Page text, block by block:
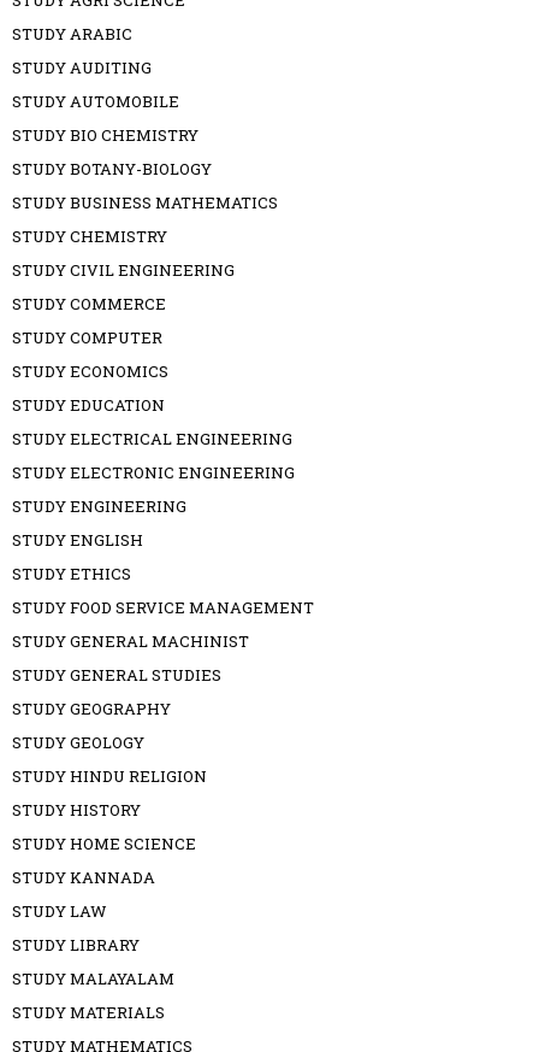
STUDY ARABIC
STUDY AUDITING
STUDY AUTOMOBILE
STUDY BIO CHEMISTRY
STUDY BOTANY-BIOLOGY
STUDY BUSINESS MATHEMATICS
STUDY CHEMISTRY
STUDY CIVIL ENGINEERING
STUDY COMMERCE
STUDY COMPUTER
STUDY ECONOMICS
STUDY EDUCATION
STUDY ELECTRICAL ENGINEERING
STUDY ELECTRONIC ENGINEERING
STUDY ENGINEERING
STUDY ENGLISH
STUDY ETHICS
STUDY FOOD SERVICE MANAGEMENT
STUDY GENERAL MACHINIST
STUDY GENERAL STUDIES
STUDY GEOGRAPHY
STUDY GEOLOGY
STUDY HINDU RELIGION
STUDY HISTORY
STUDY HOME SCIENCE
STUDY KANNADA
STUDY LAW
STUDY LIBRARY
STUDY MALAYALAM
STUDY MATERIALS
STUDY MATHEMATICS